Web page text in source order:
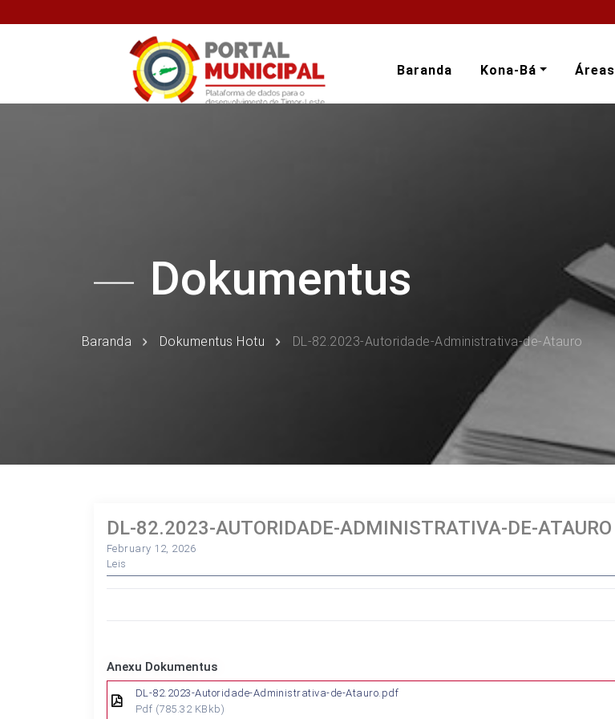
Baranda Kona-Bá Áreas
Dokumentus
Baranda Dokumentus Hotu DL-82.2023-Autoridade-Administrativa-de-Atauro
DL-82.2023-AUTORIDADE-ADMINISTRATIVA-DE-ATAURO
February 12, 2026
Leis
Anexu Dokumentus
DL-82.2023-Autoridade-Administrativa-de-Atauro.pdf
Pdf (785.32 KBkb)